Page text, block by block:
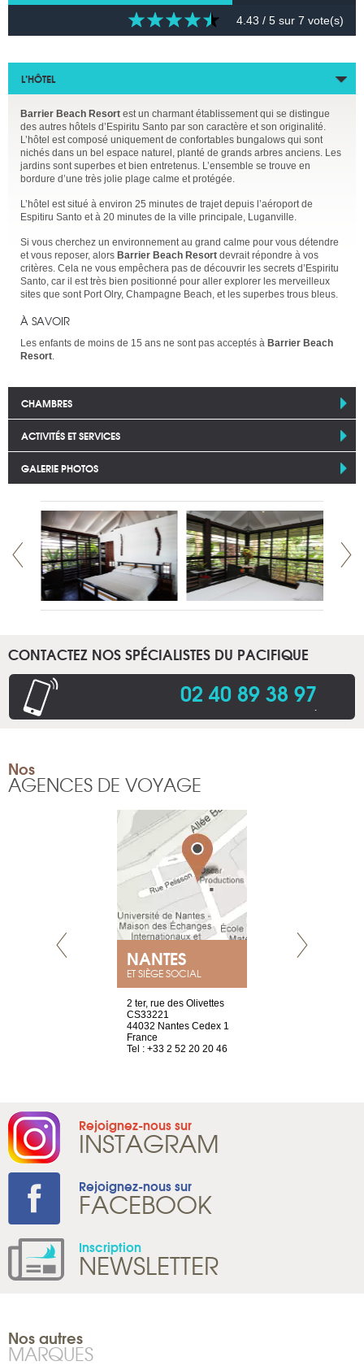
4.43 / 5 sur 7 vote(s)
L’HÔTEL
Barrier Beach Resort est un charmant établissement qui se distingue
des autres hôtels d’Espiritu Santo par son caractère et son originalité.
L’hôtel est composé uniquement de confortables bungalows qui sont
nichés dans un bel espace naturel, planté de grands arbres anciens. Les
jardins sont superbes et bien entretenus. L’ensemble se trouve en
bordure d’une très jolie plage calme et protégée.
L’hôtel est situé à environ 25 minutes de trajet depuis l’aéroport de
Espitiru Santo et à 20 minutes de la ville principale, Luganville.
Si vous cherchez un environnement au grand calme pour vous détendre
et vous reposer, alors Barrier Beach Resort devrait répondre à vos
critères. Cela ne vous empêchera pas de découvrir les secrets d’Espiritu
Santo, car il est très bien positionné pour aller explorer les merveilleux
sites que sont Port Olry, Champagne Beach, et les superbes trous bleus.
À SAVOIR
Les enfants de moins de 15 ans ne sont pas acceptés à Barrier Beach
Resort.
CHAMBRES
ACTIVITÉS ET SERVICES
GALERIE PHOTOS
CONTACTEZ NOS SPÉCIALISTES DU PACIFIQUE
02 40 89 38 97.
Nos
AGENCES DE VOYAGE
NANTES
ET SIÈGE SOCIAL
2 ter, rue des Olivettes
CS33221
44032 Nantes Cedex 1
France
Tel : +33 2 52 20 20 46
Rejoignez-nous sur
INSTAGRAM
Rejoignez-nous sur
FACEBOOK
Inscription
NEWSLETTER
Nos autres
MARQUES